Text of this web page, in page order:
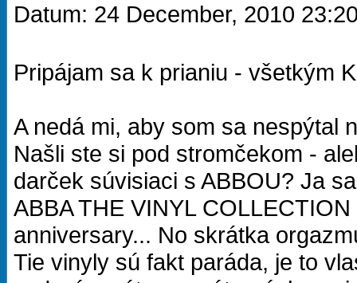
Datum: 24 December, 2010
Pripájam sa k prianiu - všetkým
A nedá mi, aby som sa nespýtal
Našli ste si pod stromčekom -
darček súvisiaci s ABBOU? Ja
ABBA THE VINYL
anniversary... No skrátka
Tie vinyly sú fakt paráda, je to